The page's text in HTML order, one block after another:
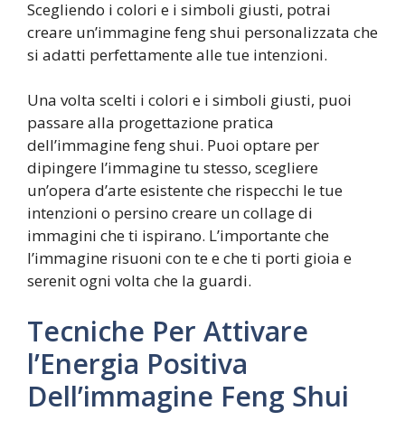
Scegliendo i colori e i simboli giusti, potrai
creare un’immagine feng shui personalizzata che
si adatti perfettamente alle tue intenzioni.
Una volta scelti i colori e i simboli giusti, puoi
passare alla progettazione pratica
dell’immagine feng shui. Puoi optare per
dipingere l’immagine tu stesso, scegliere
un’opera d’arte esistente che rispecchi le tue
intenzioni o persino creare un collage di
immagini che ti ispirano. L’importante che
l’immagine risuoni con te e che ti porti gioia e
serenit ogni volta che la guardi.
Tecniche Per Attivare
l’Energia Positiva
Dell’immagine Feng Shui